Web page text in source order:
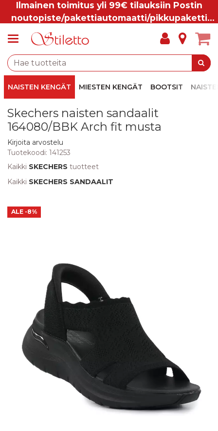
Ilmainen toimitus yli 99€ tilauksiin Postin
noutopiste/pakettiautomaatti/pikkupaketti
NAISTEN KENGÄT MIESTEN KENGÄT BOOTSIT
Skechers naisten sandaalit
164080/BBK Arch fit musta
Kirjoita arvostelu
Tuotekoodi: 141253
Kaikki SKECHERS tuotteet
Kaikki SKECHERS SANDAALIT
ALE -8%